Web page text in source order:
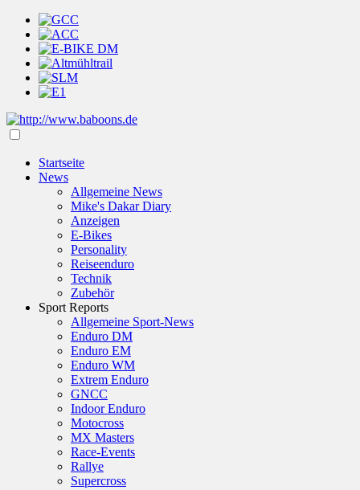
Startseite
News
Allgemeine News
Mike's Dakar Diary
Anzeigen
E-Bikes
Personality
Reiseenduro
Technik
Zubehör
Sport Reports
Allgemeine Sport-News
Enduro DM
Enduro EM
Enduro WM
Extrem Enduro
GNCC
Indoor Enduro
Motocross
MX Masters
Race-Events
Rallye
Supercross